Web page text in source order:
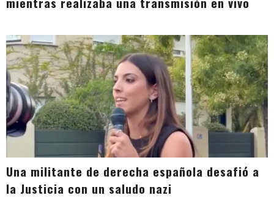
Una militante de derecha española desafió a
la Justicia con un saludo nazi